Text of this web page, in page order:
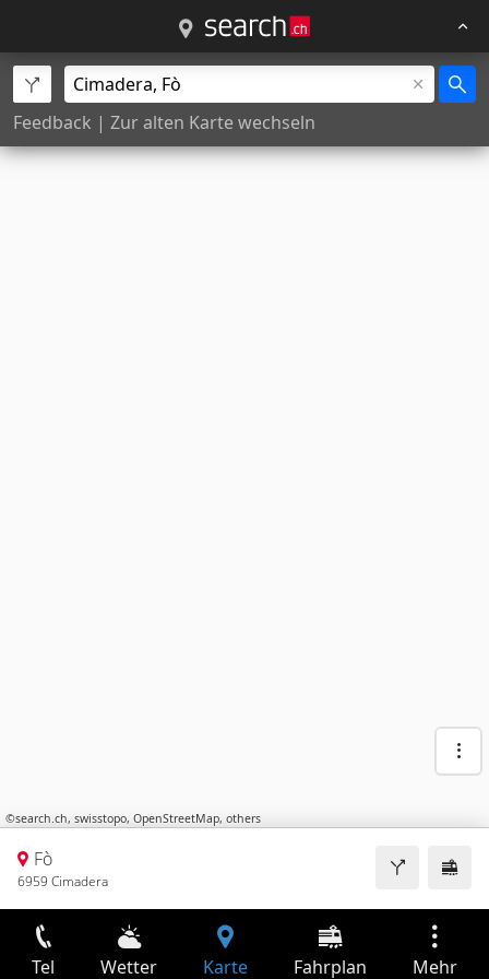
Feedback | Zur alten Karte wechseln
©search.ch, swisstopo, OpenStreetMap, others
Fò
6959 Cimadera
Tel Wetter Karte Fahrplan Mehr